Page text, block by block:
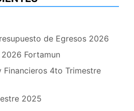
de Egresos 2026
Fortamun
Financieros 4to Trimestre
2025